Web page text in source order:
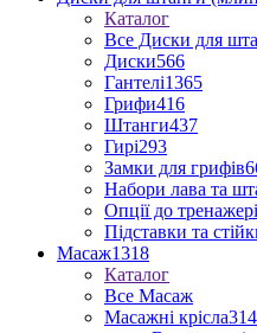
Каталог
Все Диски для
Диски566
Гантелі1365
Грифи416
Штанги437
Гирі293
Замки для грифів
Набори лава та
Опції до
Підставки та
Масаж1318
Каталог
Все Масаж
Масажні крісла314